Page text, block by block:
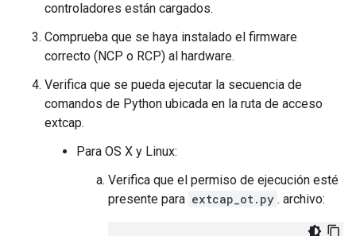
controladores están cargados.
Comprueba que se haya instalado el firmware
correcto (NCP o RCP) al hardware.
Verifica que se pueda ejecutar la secuencia de
comandos de Python ubicada en la ruta de acceso
extcap.
Para OS X y Linux:
Verifica que el permiso de ejecución esté
presente para extcap_ot.py . archivo: